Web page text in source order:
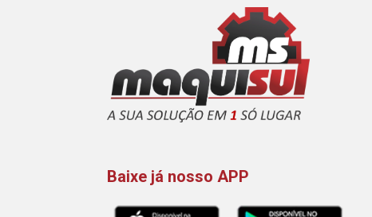
Baixe já nosso APP